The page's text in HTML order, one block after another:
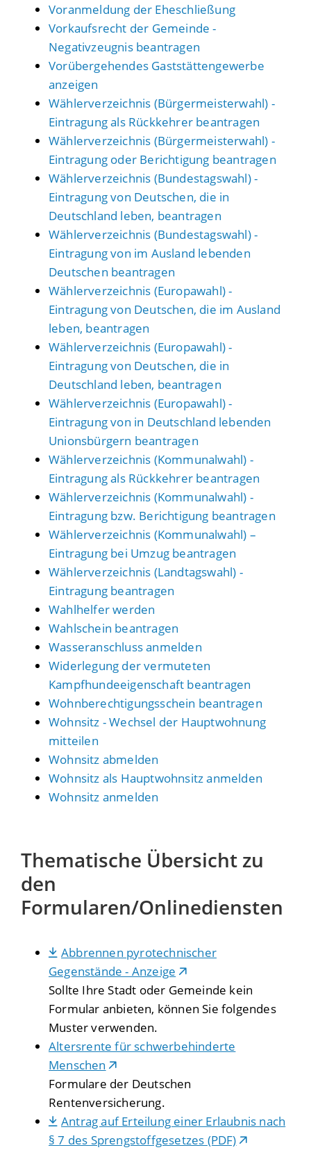
Voranmeldung der Eheschließung
Vorkaufsrecht der Gemeinde -
Negativzeugnis beantragen
Vorübergehendes Gaststättengewerbe
anzeigen
Wählerverzeichnis (Bürgermeisterwahl) -
Eintragung als Rückkehrer beantragen
Wählerverzeichnis (Bürgermeisterwahl) -
Eintragung oder Berichtigung beantragen
Wählerverzeichnis (Bundestagswahl) -
Eintragung von Deutschen, die in
Deutschland leben, beantragen
Wählerverzeichnis (Bundestagswahl) -
Eintragung von im Ausland lebenden
Deutschen beantragen
Wählerverzeichnis (Europawahl) -
Eintragung von Deutschen, die im Ausland
leben, beantragen
Wählerverzeichnis (Europawahl) -
Eintragung von Deutschen, die in
Deutschland leben, beantragen
Wählerverzeichnis (Europawahl) -
Eintragung von in Deutschland lebenden
Unionsbürgern beantragen
Wählerverzeichnis (Kommunalwahl) -
Eintragung als Rückkehrer beantragen
Wählerverzeichnis (Kommunalwahl) -
Eintragung bzw. Berichtigung beantragen
Wählerverzeichnis (Kommunalwahl) –
Eintragung bei Umzug beantragen
Wählerverzeichnis (Landtagswahl) -
Eintragung beantragen
Wahlhelfer werden
Wahlschein beantragen
Wasseranschluss anmelden
Widerlegung der vermuteten
Kampfhundeeigenschaft beantragen
Wohnberechtigungsschein beantragen
Wohnsitz - Wechsel der Hauptwohnung
mitteilen
Wohnsitz abmelden
Wohnsitz als Hauptwohnsitz anmelden
Wohnsitz anmelden
Thematische Übersicht zu
den
Formularen/Onlinediensten
Abbrennen pyrotechnischer
Gegenstände - Anzeige
Sollte Ihre Stadt oder Gemeinde kein
Formular anbieten, können Sie folgendes
Muster verwenden.
Altersrente für schwerbehinderte
Menschen
Formulare der Deutschen
Rentenversicherung.
Antrag auf Erteilung einer Erlaubnis nach
§ 7 des Sprengstoffgesetzes (PDF)